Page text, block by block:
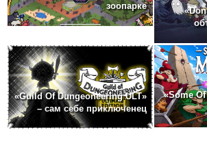
зоопарке
«Guild Of Dungeoneering ULT»
– сам себе приключенец
«Some